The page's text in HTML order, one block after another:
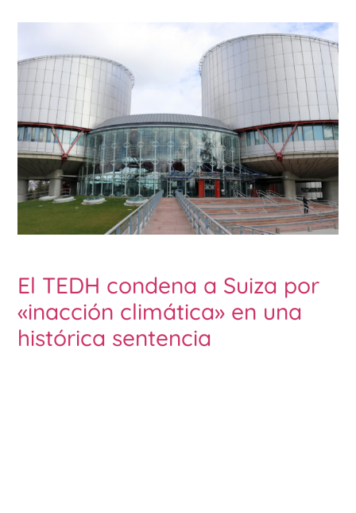
El TEDH condena a Suiza por
«inacción climática» en una
histórica sentencia